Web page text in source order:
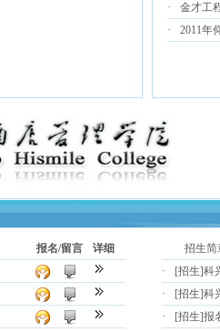
·
金才工
·
2011年
报名/留言
详细
招生简
·
[招生]科
·
[招生]科
·
[招生]报